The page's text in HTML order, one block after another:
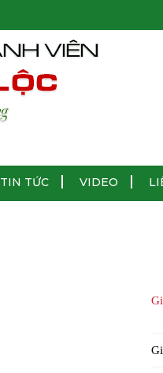
TIN TỨC VIDEO